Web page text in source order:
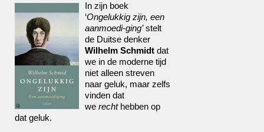
In zijn boek
‘Ongelukkig zijn, een
aanmoedi-ging’stelt
de Duitse denker
Wilhelm Schmidt dat
we in de moderne tijd
niet alleen streven
naar geluk, maar zelfs
vinden dat
we rechthebben op
dat geluk.